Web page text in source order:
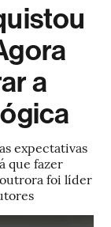
a
expectativas
que fazer
outrora foi líder